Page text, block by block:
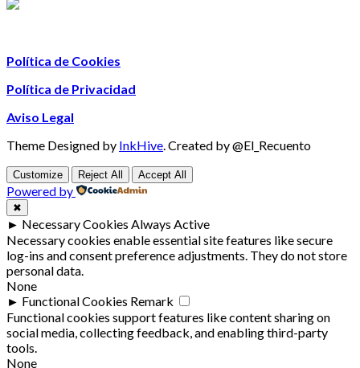
Política de Cookies
Política de Privacidad
Aviso Legal
Theme Designed by InkHive Created by @El_Recuento
Customize Reject All Accept All
Powered by
✖
► Necessary Cookies Always Active
Necessary cookies enable essential site features like secure
log-ins and consent preference adjustments. They do not store
personal data.
None
► Functional Cookies Remark
Functional cookies support features like content sharing on
social media, collecting feedback, and enabling third-party
tools.
None